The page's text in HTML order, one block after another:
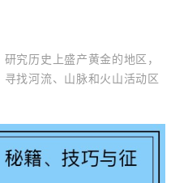
究历史上盛产黄金的地区，
找河流、山脉和火山活动区